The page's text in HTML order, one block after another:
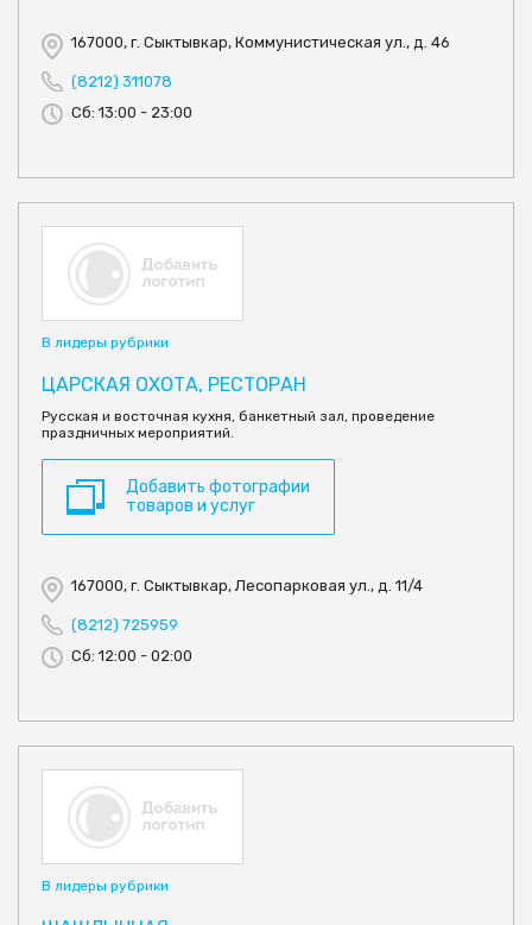
167000, г. Сыктывкар, Коммунистическая ул., д. 46
(8212) 311078
Сб: 13:00 - 23:00
В лидеры рубрики
ЦАРСКАЯ ОХОТА, РЕСТОРАН
Русская и восточная кухня, банкетный зал, проведение
праздничных мероприятий.
Добавить фотографии
товаров и услуг
167000, г. Сыктывкар, Лесопарковая ул., д. 11/4
(8212) 725959
Сб: 12:00 - 02:00
В лидеры рубрики